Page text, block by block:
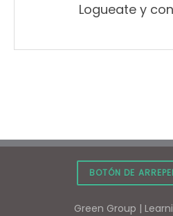
Logueate y
BOTÓN DE
Green Group |